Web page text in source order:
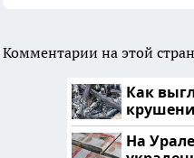
Комментарии на этой
Как
На